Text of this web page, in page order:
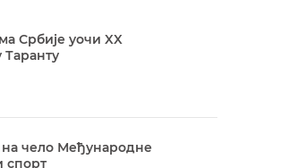
Србије уочи XX
чело Међународне
спорт